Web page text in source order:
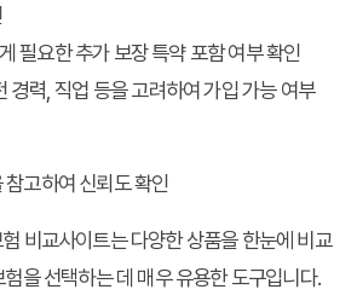
필요한 추가 보장 특약 포함 여부 확인
경력, 직업 등을 고려하여 가입 가능 여부
참고하여 신뢰도 확인
비교사이트는 다양한 상품을 한눈에 비교
을 선택하는 데 매우 유용한 도구입니다.